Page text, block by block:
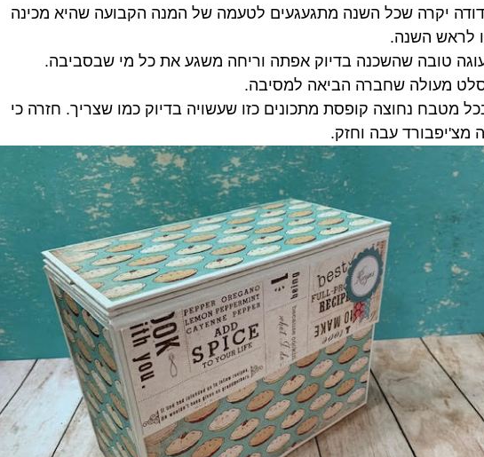
יקרה שכל השנה מתגעגעים לטעמה של המנה הקבועה שהיא מכינה
לראש השנה.
טובה שהשכנה בדיוק אפתה וריחה משגע את כל מי שבסביבה.
מעולה שחברה הביאה למסיבה.
מטבח נחוצה קופסת מתכונים כזו שעשויה בדיוק כמו שצריך. חזרה כי
מצ'יפבורד עבה וחזק.